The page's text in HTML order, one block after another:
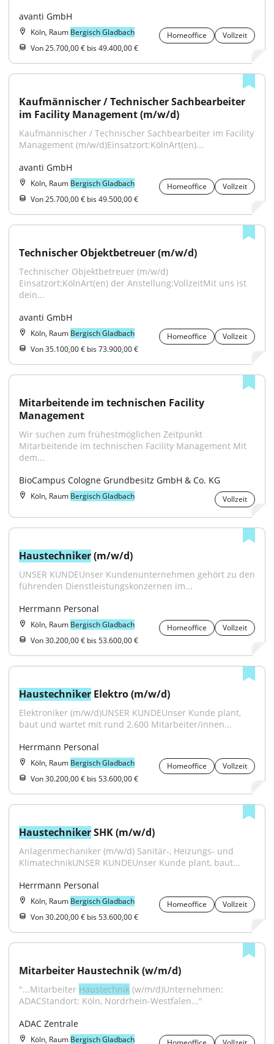
avanti GmbH
Köln, Raum Bergisch Gladbach Homeoffice
Vollzeit
Von 25.700,00 € bis 49.400,00 €
Kaufmännischer / Technischer Sachbearbeiter
im Facility Management (m/w/d)
Kaufmännischer / Technischer Sachbearbeiter im Facility
Management (m/w/d)Einsatzort:KölnArt(en)...
avanti GmbH
Köln, Raum Bergisch Gladbach Homeoffice
Vollzeit
Von 25.700,00 € bis 49.500,00 €
Technischer Objektbetreuer (m/w/d)
Technischer Objektbetreuer (m/w/d)
Einsatzort:KölnArt(en) der Anstellung:VollzeitMit uns ist
dein...
avanti GmbH
Köln, Raum Bergisch Gladbach Homeoffice
Vollzeit
Von 35.100,00 € bis 73.900,00 €
Mitarbeitende im technischen Facility
Management
Wir suchen zum frühestmöglichen Zeitpunkt
Mitarbeitende im technischen Facility Management Mit
dem...
BioCampus Cologne Grundbesitz GmbH & Co. KG
Köln, Raum Bergisch Gladbach Vollzeit
Haustechniker (m/w/d)
UNSER KUNDEUnser Kundenunternehmen gehört zu den
führenden Dienstleistungskonzernen im...
Herrmann Personal
Köln, Raum Bergisch Gladbach Homeoffice
Vollzeit
Von 30.200,00 € bis 53.600,00 €
Haustechniker Elektro (m/w/d)
Elektroniker (m/w/d)UNSER KUNDEUnser Kunde plant,
baut und wartet mit rund 2.600 Mitarbeiter/innen...
Herrmann Personal
Köln, Raum Bergisch Gladbach Homeoffice
Vollzeit
Von 30.200,00 € bis 53.600,00 €
Haustechniker SHK (m/w/d)
Anlagenmechaniker (m/w/d) Sanitär-, Heizungs- und
KlimatechnikUNSER KUNDEUnser Kunde plant, baut...
Herrmann Personal
Köln, Raum Bergisch Gladbach Homeoffice
Vollzeit
Von 30.200,00 € bis 53.600,00 €
Mitarbeiter Haustechnik (w/m/d)
"...Mitarbeiter Haustechnik (w/m/d)Unternehmen:
ADACStandort: Köln, Nordrhein-Westfalen..."
ADAC Zentrale
Köln, Raum Bergisch Gladbach